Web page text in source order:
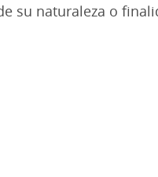
su naturaleza o